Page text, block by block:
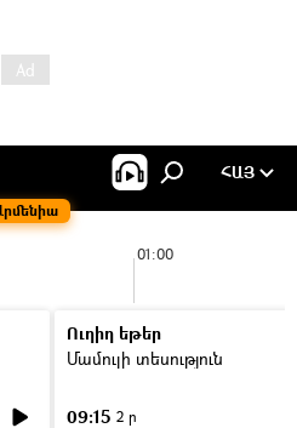
ՀԱՅ
01:00
Ուղիղ եթեր
Մամուլի տեսություն
09:15 2 ր